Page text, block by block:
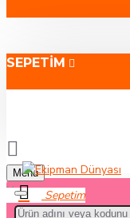
SEPETIM
Menu